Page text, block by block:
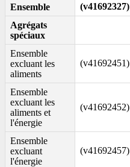
Ensemble
(v41692327)
Agrégats
spéciaux
Ensemble
excluant les
aliments
(v41692451)
Ensemble
excluant les
aliments et
l'énergie
(v41692452)
Ensemble
excluant
l'énergie
(v41692457)